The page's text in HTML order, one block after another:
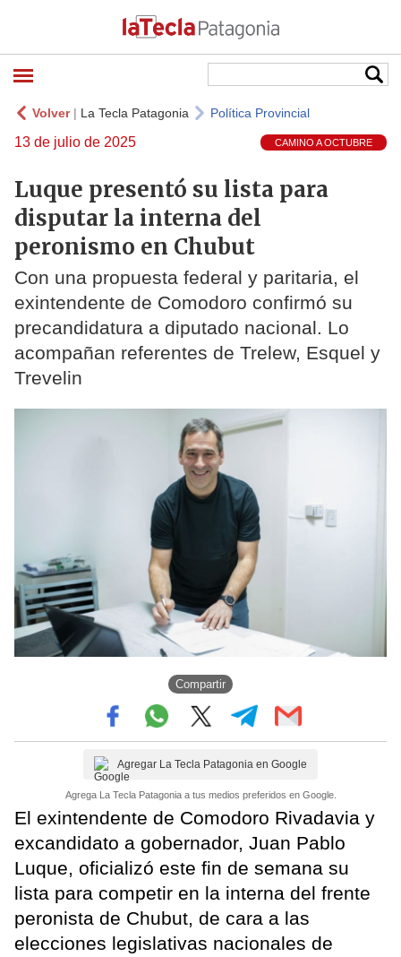
Volver| La Tecla Patagonia Política Provincial
13 de julio de 2025 CAMINO A OCTUBRE
Luque presentó su lista para
disputar la interna del
peronismo en Chubut
Con una propuesta federal y paritaria, el
exintendente de Comodoro confirmó su
precandidatura a diputado nacional. Lo
acompañan referentes de Trelew, Esquel y
Trevelin
Compartir
Agregar La Tecla Patagonia en Google
Agrega La Tecla Patagonia a tus medios preferidos en Google.
El exintendente de Comodoro Rivadavia y
excandidato a gobernador, Juan Pablo
Luque, oficializó este fin de semana su
lista para competir en la interna del frente
peronista de Chubut, de cara a las
elecciones legislativas nacionales de